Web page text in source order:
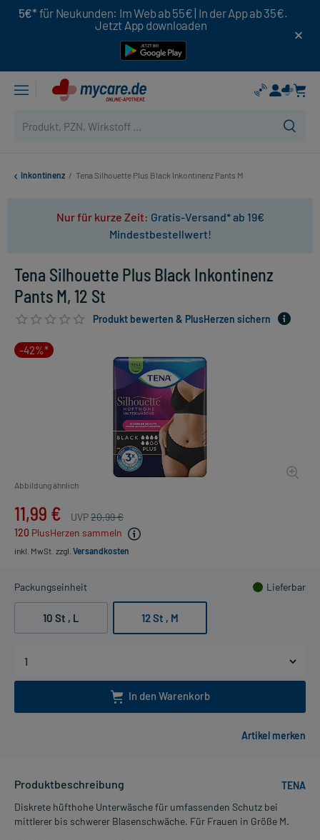
5€* für Neukunden: Im Web ab 55€ | In der App ab 35€.
Jetzt App downloaden
Inkontinenz / Tena Silhouette Plus Black Inkontinenz Pants M
Nur für kurze Zeit: Gratis-Versand* ab 19€
Mindestbestellwert!
Tena Silhouette Plus Black Inkontinenz
Pants M, 12 St
Produkt bewerten & PlusHerzen sichern
-42%*
Abbildung ähnlich
11,99 € UVP20,99 €
120 PlusHerzen sammeln
inkl. MwSt. zzgl. Versandkosten
Packungseinheit Lieferbar
10 St , L 12 St , M
In den Warenkorb
Produktbeschreibung
TENA
Diskrete hüfthohe Unterwäsche für umfassenden Schutz bei
mittlerer bis schwerer Blasenschwäche. Für Frauen in Größe M.